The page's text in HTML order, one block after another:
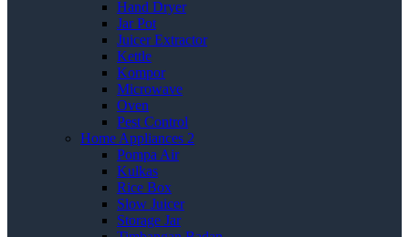
Hand Dryer
Jar Pot
Juicer Extractor
Kettle
Kompor
Microwave
Oven
Pest Control
Home Appliances 2
Pompa Air
Kulkas
Rice Box
Slow Juicer
Storage Jar